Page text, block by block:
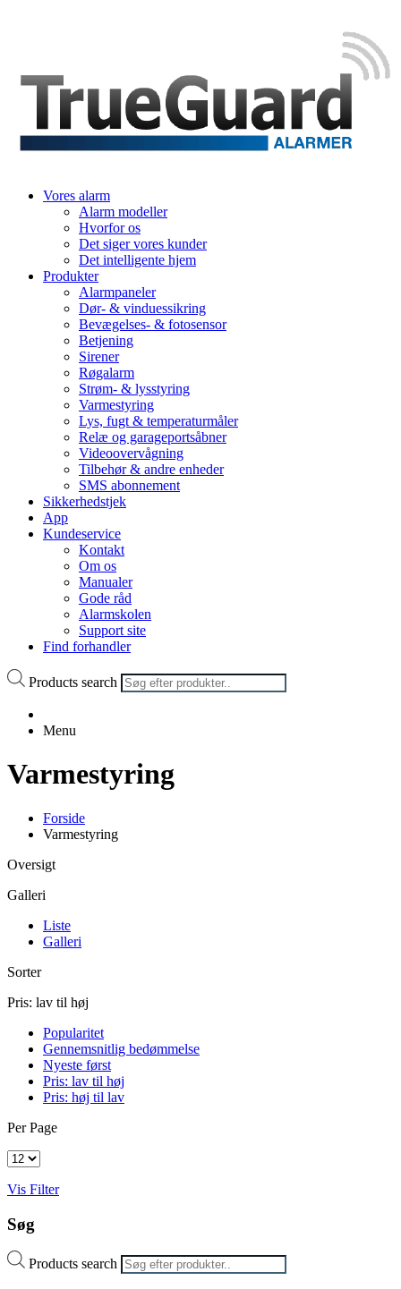
Vores alarm
Alarm modeller
Hvorfor os
Det siger vores kunder
Det intelligente hjem
Produkter
Alarmpaneler
Dør- & vinduessikring
Bevægelses- & fotosensor
Betjening
Sirener
Røgalarm
Strøm- & lysstyring
Varmestyring
Lys, fugt & temperaturmåler
Relæ og garageportsåbner
Videoovervågning
Tilbehør & andre enheder
SMS abonnement
Sikkerhedstjek
App
Kundeservice
Kontakt
Om os
Manualer
Gode råd
Alarmskolen
Support site
Find forhandler
Products search
Menu
Varmestyring
Forside
Varmestyring
Oversigt
Galleri
Liste
Galleri
Sorter
Pris: lav til høj
Popularitet
Gennemsnitlig bedømmelse
Nyeste først
Pris: lav til høj
Pris: høj til lav
Per Page
Vis Filter
Søg
Products search